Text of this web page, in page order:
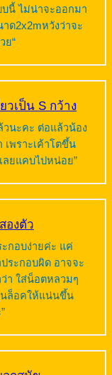
บนี้ ไม่น่าจะออกมา
ด2x2mหวังว่าจะ
ย“
วเป็น S กว้าง
วนะคะ ต่อแล้วน้อง
เพราะเค้าโตขึ้น
ลยแคบไปหน่อย”
องตัว
กอบง่ายค่ะ แค่
ระกอบผิด อาจจะ
า ใส่น็อตหลวมๆ
ล็อคให้แน่นขึ้น